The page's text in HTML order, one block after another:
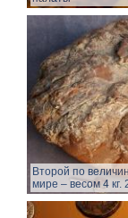
Второй по
мире – весом 4 кг.